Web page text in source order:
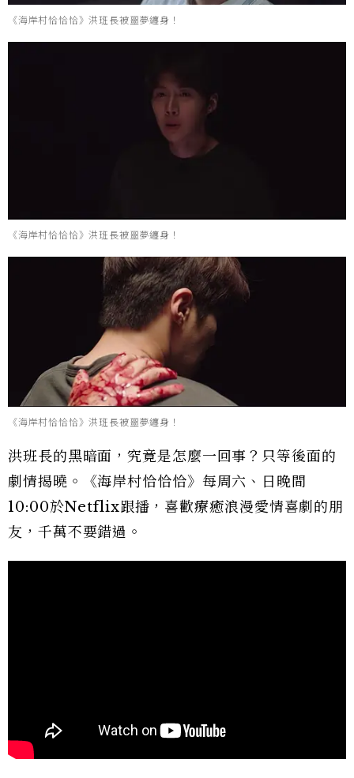
《海岸村恰恰恰》洪班長被噩夢纏身！
《海岸村恰恰恰》洪班長被噩夢纏身！
《海岸村恰恰恰》洪班長被噩夢纏身！
洪班長的黑暗面，究竟是怎麼一回事？只等後面的
劇情揭曉。《海岸村恰恰恰》每周六、日晚間
10:00於Netflix跟播，喜歡療癒浪漫愛情喜劇的朋
友，千萬不要錯過。